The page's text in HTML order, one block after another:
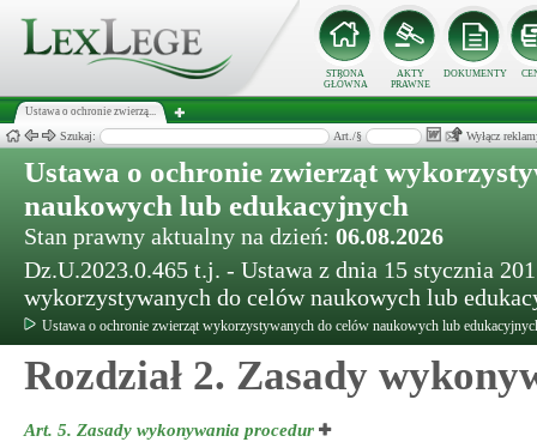
STRONA
GŁÓWNA
AKTY
PRAWNE
DOKUMENTY
Ustawa o ochronie zwierzą...
Szukaj: Art./§ Wyłącz
Ustawa o ochronie zwierząt
naukowych lub edukacyjnych
Stan prawny aktualny na dzień: 06.08.2026
Dz.U.2023.0.465 t.j. - Ustawa z dnia 15 stycznia
wykorzystywanych do celów naukowych lub
Ustawa o ochronie zwierząt wykorzystywanych do celów naukowych lub
Rozdział 2. Zasady
Art. 5. Zasady wykonywania procedur